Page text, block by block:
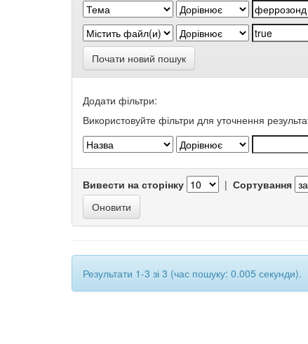
Почати новий пошук
Додати фільтри:
Використовуйте фільтри для уточнення
Вивести на сторінку | Сортування
Результати 1-3 зі 3 (час пошуку: 0.005 секунди).